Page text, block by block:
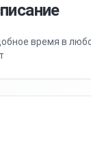
время в